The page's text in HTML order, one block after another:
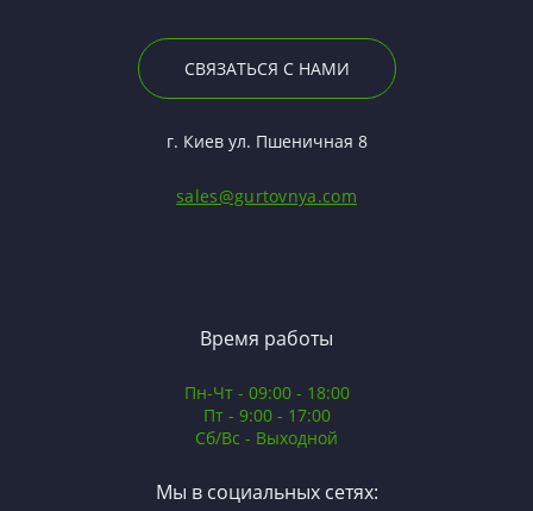
СВЯЗАТЬСЯ С НАМИ
г. Киев ул. Пшеничная 8
sales@gurtovnya.com
Время работы
Пн-Чт - 09:00 - 18:00
Пт - 9:00 - 17:00
Сб/Вс - Выходной
Мы в социальных сетях: